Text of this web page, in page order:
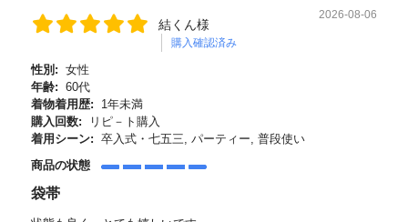
結くん様
購入確認済み
2026-08-06
性別: 女性
年齢: 60代
着物着用歴:
1年未満
購入回数:
リピ－ト購入
着用シーン: 卒入式・七五三, パーティー, 普段使い
商品の状態
袋帯